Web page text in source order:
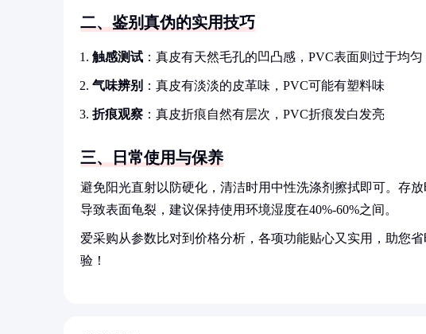
二、鉴别真伪的实用技巧
触感测试 ：真皮有天然毛孔的凹凸感，PVC表面则过于均匀
气味辨别 ：真皮有淡淡的皮革味，PVC可能有塑料味
折痕观察 ：真皮折痕自然有层次，PVC折痕发白发亮
三、日常使用与保养
避免阳光直射以防硬化，清洁时用中性洗涤剂擦拭即可。存
导致表面龟裂，建议保持使用环境湿度在40%-60%之间。
爱采购从参数比对到价格分析，各项功能贴心又实用，助您
验！